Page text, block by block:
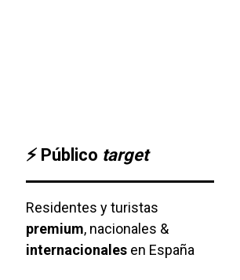
⚡ Público target
Residentes y turistas
premium, nacionales &
internacionales en España